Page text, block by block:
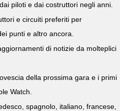
piloti e dai costruttori negli anni.
e circuiti preferiti per
punti e altro ancora.
di notizie da molteplici
della prossima gara e i primi
Watch.
spagnolo, italiano, francese,